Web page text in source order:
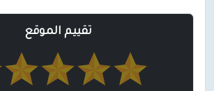
تقييم الموقع